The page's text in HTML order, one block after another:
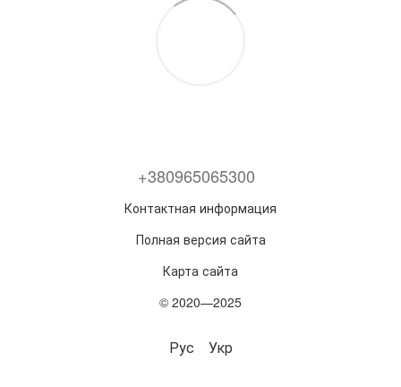
+380965065300
Контактная информация
Полная версия сайта
Карта сайта
© 2020—2025
Рус Укр